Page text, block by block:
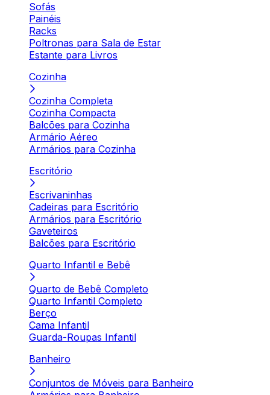
Sofás
Painéis
Racks
Poltronas para Sala de Estar
Estante para Livros
Cozinha
Cozinha Completa
Cozinha Compacta
Balcões para Cozinha
Armário Aéreo
Armários para Cozinha
Escritório
Escrivaninhas
Cadeiras para Escritório
Armários para Escritório
Gaveteiros
Balcões para Escritório
Quarto Infantil e Bebê
Quarto de Bebê Completo
Quarto Infantil Completo
Berço
Cama Infantil
Guarda-Roupas Infantil
Banheiro
Conjuntos de Móveis para Banheiro